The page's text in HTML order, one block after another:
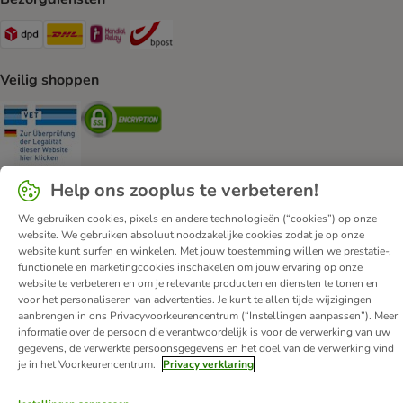
Dpd Shipping Method
DHL Shipping Method
Mondial Relay Shipping Method
Veilig shoppen
Security Security
Over zooplus Carrière Corporate Website
Impressum
Algemene Voorwaarden
DSA
Hier de overeenkomst herroepen
Afval & Milieuvoorzieningen
Levertijd & Verzendkosten
Klantenservice
Betaalmethoden
Affiliate programma
Privacy Verklaring
Opt-out
Toegankelijkheidsverklaring
Help ons zooplus te verbeteren!
We gebruiken cookies, pixels en andere technologieën (“cookies”) op onze
website. We gebruiken absoluut noodzakelijke cookies zodat je op onze
website kunt surfen en winkelen. Met jouw toestemming willen we prestatie-,
functionele en marketingcookies inschakelen om jouw ervaring op onze
website te verbeteren en om je relevante producten en diensten te tonen en
voor het personaliseren van advertenties. Je kunt te allen tijde wijzigingen
aanbrengen in ons Privacyvoorkeurencentrum (“Instellingen aanpassen”). Meer
informatie over de persoon die verantwoordelijk is voor de verwerking van uw
gegevens, de verwerkte persoonsgegevens en het doel van de verwerking vind
je in het Voorkeurencentrum.
Privacy verklaring